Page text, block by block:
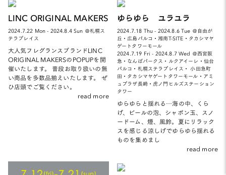
LINC ORIGINAL MAKERS
2024.7.22 Mon - 2024.8.4 Sun ＠札幌ス
テラプレイス
大人気フレグランスブランドLINC
ORIGINAL MAKERSのPOPUPを開
催いたします。 普段お取り扱いの無
い商品を多数品揃えいたします。 ぜ
ひ店頭でご覧ください。
read more
ゆらゆら ユラユラ
2024.7.18 Thu - 2024.8.6 Tue ＠自由が
丘・広島パルコ・湘南T-SITE・タカシマヤ
ゲートタワーモール
2024.7.19 Fri - 2024.8.7 Wed ＠西宮阪
急・なんばパークス・ルクアイーレ・仙台
パルコ・札幌ステラプレイス・ 小田急町
田・タカシマヤゲートタワーモール・アミ
ュプラザ長崎・虎ノ門ヒルズステーション
タワー
ゆらゆらと揺れる…海の中、くら
げ、ビールの泡、シャボン玉、スノ
ードーム、煙、風鈴。夏にリラック
スを感じる涼しげでゆらゆら揺れる
ものを集めまし
read more